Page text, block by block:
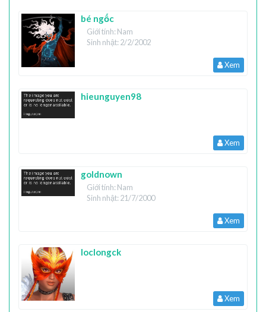
bé ngốc
Giới tính: Nam
Sinh nhật: 2/2/2002
Xem
hieunguyen98
Xem
goldnown
Giới tính: Nam
Sinh nhật: 21/7/2000
Xem
loclongck
Xem